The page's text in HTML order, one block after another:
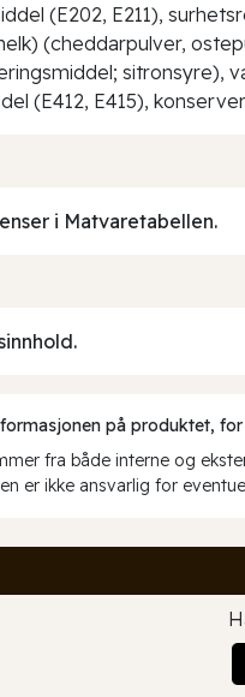
(E202, E211),
(cheddarpulver,
sitronsyre),
(E412, E415),
i Matvaretabellen.
på produktet,
fra både interne og
er ikke ansvarlig for